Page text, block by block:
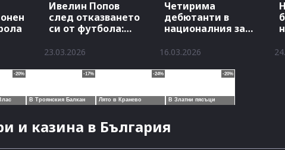
Ивелин Попов
след отказването
си от футбола:
23.03.2026
Четирима
дебютанти в
националния за
16.03.2026
и казина в България